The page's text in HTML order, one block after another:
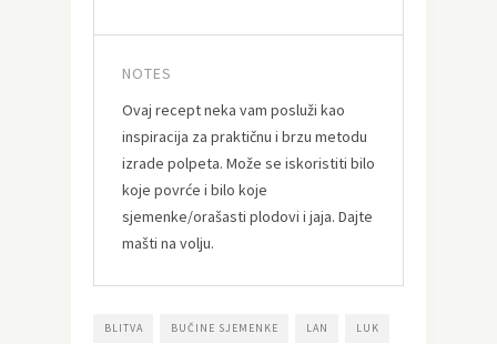
NOTES
Ovaj recept neka vam posluži kao
inspiracija za praktičnu i brzu metodu
izrade polpeta. Može se iskoristiti bilo
koje povrće i bilo koje
sjemenke/orašasti plodovi i jaja. Dajte
mašti na volju.
BLITVA BUČINE SJEMENKE LAN LUK